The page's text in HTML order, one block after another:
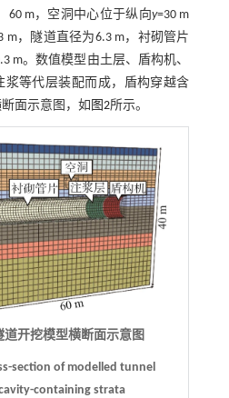
60 m，空洞中心位于纵向y=30 m
m，隧道直径为6.3 m，衬砌管片
m。数值模型由土层、盾构机、
浆等代层装配而成，盾构穿越含
面示意图，如 图2所示。
道开挖模型横断面示意图
section of modelled tunnel
containing strata